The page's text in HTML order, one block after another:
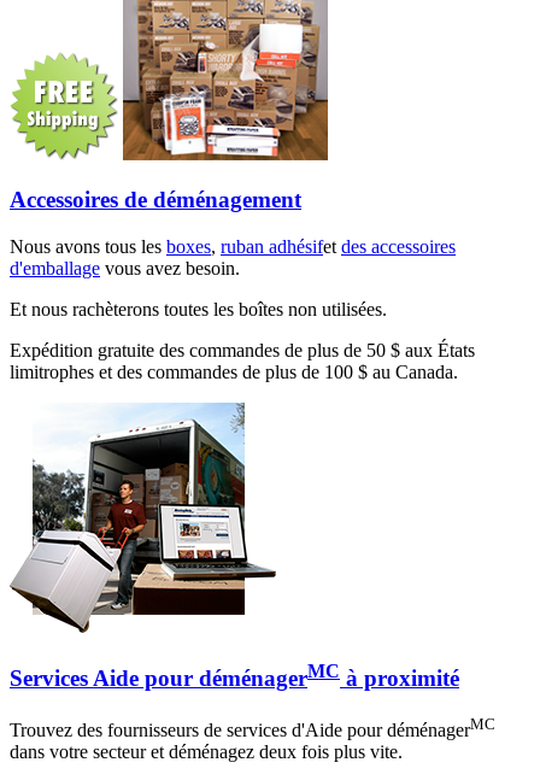
Accessoires de déménagement
Nous avons tous les boxes, ruban adhésifet des accessoires
d'emballage vous avez besoin.
Et nous rachèterons toutes les boîtes non utilisées.
Expédition gratuite des commandes de plus de 50 $ aux États
limitrophes et des commandes de plus de 100 $ au Canada.
Services Aide pour déménagerMC à proximité
Trouvez des fournisseurs de services d'Aide pour déménagerMC
dans votre secteur et déménagez deux fois plus vite.